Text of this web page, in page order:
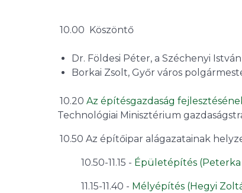
10.00 Köszöntő
Dr. Földesi Péter, a Széchenyi
Borkai Zsolt, Győr város
10.20 Az építésgazdaság
Technológiai Minisztérium
10.50 Az építőipar alágazatainak
10.50-11.15 - Épületépítés
11.15-11.40 - Mélyépítés (Hegyi